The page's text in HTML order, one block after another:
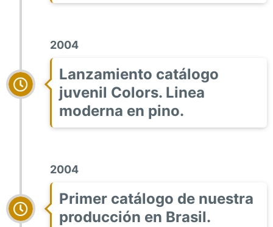
2004
Lanzamiento catálogo
juvenil Colors. Linea
moderna en pino.
2004
Primer catálogo de nuestra
producción en Brasil.